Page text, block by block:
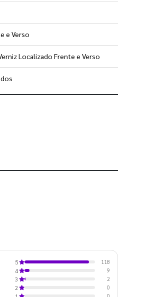
e Verso
Localizado Frente e Verso
5
118
4
9
3
2
2
0